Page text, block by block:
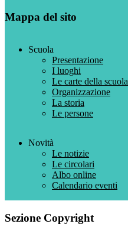
Mappa del sito
Scuola
Presentazione
I luoghi
Le carte della scuola
Organizzazione
La storia
Le persone
Novità
Le notizie
Le circolari
Albo online
Calendario eventi
Sezione Copyright